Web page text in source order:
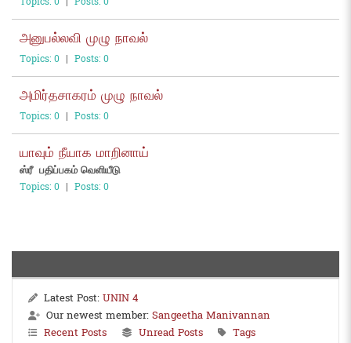
அனுபல்லவி முழு நாவல்
Topics: 0 | Posts: 0
அமிர்தசாகரம் முழு நாவல்
Topics: 0 | Posts: 0
யாவும் நீயாக மாறினாய்
ஸ்ரீ பதிப்பகம் வெளியீடு
Topics: 0 | Posts: 0
Latest Post:UNIN 4
Our newest member:Sangeetha Manivannan
Recent Posts
Unread Posts Tags